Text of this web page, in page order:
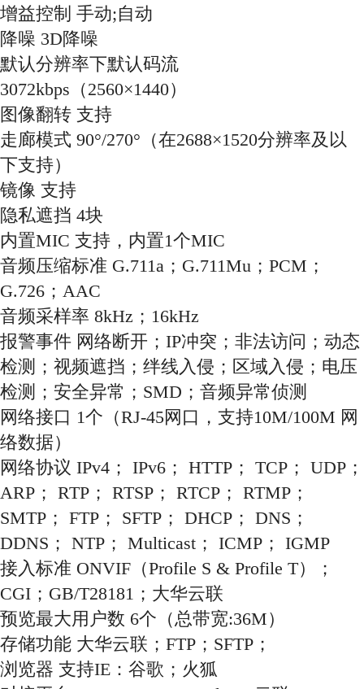
增益控制 手动;自动
降噪 3D降噪
默认分辨率下默认码流
3072kbps（2560×1440）
图像翻转 支持
走廊模式 90°/270°（在2688×1520分辨率及以
下支持）
镜像 支持
隐私遮挡 4块
内置MIC 支持，内置1个MIC
音频压缩标准 G.711a；G.711Mu；PCM；
G.726；AAC
音频采样率 8kHz；16kHz
报警事件 网络断开；IP冲突；非法访问；动态
检测；视频遮挡；绊线入侵；区域入侵；电压
检测；安全异常；SMD；音频异常侦测
网络接口 1个（RJ-45网口，支持10M/100M 网
络数据）
网络协议 IPv4； IPv6； HTTP； TCP； UDP；
ARP； RTP； RTSP； RTCP； RTMP；
SMTP； FTP； SFTP； DHCP； DNS；
DDNS； NTP； Multicast； ICMP； IGMP
接入标准 ONVIF（Profile S & Profile T）；
CGI；GB/T28181；大华云联
预览最大用户数 6个（总带宽:36M）
存储功能 大华云联；FTP；SFTP；
浏览器 支持IE：谷歌；火狐